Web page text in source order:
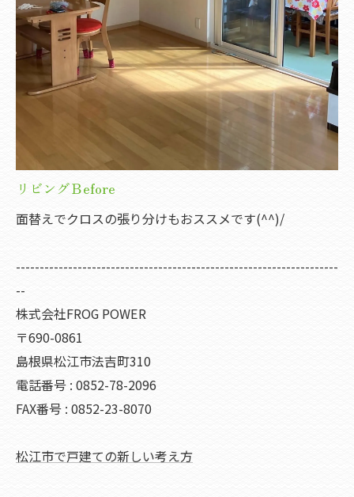
リビングＢefore
面替えでクロスの張り分けもおススメです(^^)/
--------------------------------------------------------------------
--
株式会社FROG POWER
〒690-0861
島根県松江市法吉町310
電話番号 : 0852-78-2096
FAX番号 : 0852-23-8070
松江市で戸建ての新しい考え方